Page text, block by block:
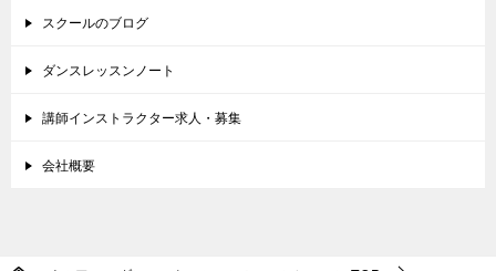
スクールのブログ
ダンスレッスンノート
講師インストラクター求人・募集
会社概要